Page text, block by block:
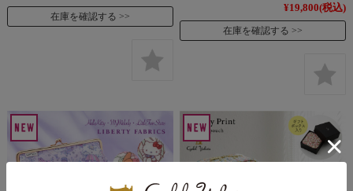
在庫を確認する
¥19,800(税込)
在庫を確認する